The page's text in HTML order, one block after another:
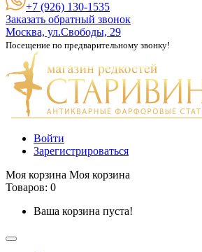
+7 (926) 130-1535
Заказать обратный звонок
Москва, ул.Свободы, 29
Посещение по предварительному звонку!
Войти
Зарегистрироваться
Моя корзина Моя корзина
Товаров: 0
Ваша корзина пуста!